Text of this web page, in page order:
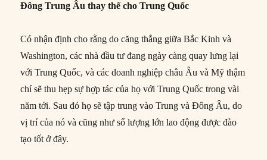
Đông Trung Âu thay thế cho Trung Quốc
Có nhận định cho rằng do căng thẳng giữa Bắc Kinh và
Washington, các nhà đầu tư đang ngày càng quay lưng lại
với Trung Quốc, và các doanh nghiệp châu Âu và Mỹ thậm
chí sẽ thu hẹp sự hợp tác của họ với Trung Quốc trong vài
năm tới. Sau đó họ sẽ tập trung vào Trung và Đông Âu, do
vị trí của nó và cũng như số lượng lớn lao động được đào
tạo tốt ở đây.